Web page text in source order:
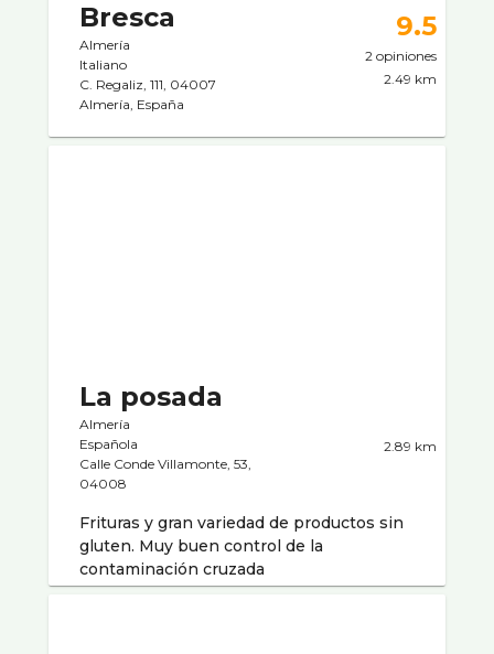
Bresca
Almería
Italiano
C. Regaliz, 111, 04007
Almería, España
9.5
2 opiniones
2.49 km
La posada
Almería
Española
Calle Conde Villamonte, 53,
04008
2.89 km
Frituras y gran variedad de productos sin
gluten. Muy buen control de la
contaminación cruzada